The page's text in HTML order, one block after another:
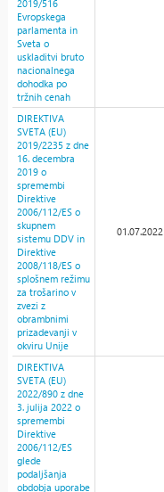
2019/516
Evropskega
parlamenta in
Sveta o
uskladitvi bruto
nacionalnega
dohodka po
tržnih cenah
DIREKTIVA
SVETA (EU)
2019/2235 z dne
16. decembra
2019 o
spremembi
Direktive
2006/112/ES o
skupnem
sistemu DDV in
Direktive
2008/118/ES o
splošnem režimu
za trošarino v
zvezi z
obrambnimi
prizadevanji v
okviru Unije
01.07.2022
DIREKTIVA
SVETA (EU)
2022/890 z dne
3. julija 2022 o
spremembi
Direktive
2006/112/ES
glede
podaljšanja
obdobja uporabe